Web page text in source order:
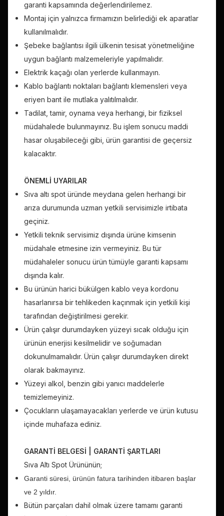
garanti kapsamında değerlendirilemez.
Montaj için yalnızca firmamızın belirlediği ek aparatlar
kullanılmalıdır.
Şebeke bağlantısı ilgili ülkenin tesisat yönetmeliğine
uygun bağlantı malzemeleriyle yapılmalıdır.
Elektrik kaçağı olan yerlerde kullanmayın.
Kablo bağlantı noktaları bağlantı klemensleri veya
eriyen bant ile mutlaka yalıtılmalıdır.
Tadilat, tamir, oynama veya herhangi, bir fiziksel
müdahalede bulunmayınız. Bu işlem sonucu maddi
hasar oluşabileceği gibi, ürün garantisi de geçersiz
kalacaktır.
ÖNEMLİ UYARILAR
Sıva altı spot üründe meydana gelen herhangi bir
arıza durumunda uzman yetkili servisimizle irtibata
geçiniz.
Yetkili teknik servisimiz dışında ürüne kimsenin
müdahale etmesine izin vermeyiniz. Bu tür
müdahaleler sonucu ürün tümüyle garanti kapsamı
dışında kalır.
Bu ürünün harici bükülgen kablo veya kordonu
hasarlanırsa bir tehlikeden kaçınmak için yetkili kişi
tarafından değiştirilmesi gerekir.
Ürün çalışır durumdayken yüzeyi sıcak olduğu için
ürünün enerjisi kesilmelidir ve soğumadan
dokunulmamalıdır. Ürün çalışır durumdayken direkt
olarak bakmayınız.
Yüzeyi alkol, benzin gibi yanıcı maddelerle
temizlemeyiniz.
Çocukların ulaşamayacakları yerlerde ve ürün kutusu
içinde muhafaza ediniz.
GARANTİ BELGESİ | GARANTİ ŞARTLARI
Sıva Altı Spot Ürününün;
Garanti süresi, ürünün fatura tarihinden itibaren başlar
ve 2 yıldır.
Bütün parçaları dahil olmak üzere tamamı garanti